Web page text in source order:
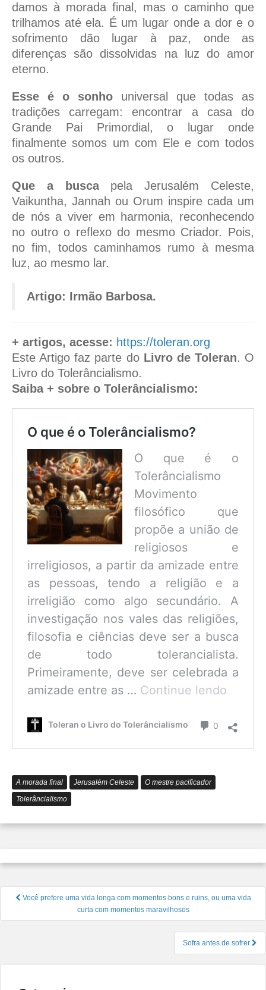
damos à morada final, mas o caminho que
trilhamos até ela. É um lugar onde a dor e o
sofrimento dão lugar à paz, onde as
diferenças são dissolvidas na luz do amor
eterno.
Esse é o sonho universal que todas as
tradições carregam: encontrar a casa do
Grande Pai Primordial, o lugar onde
finalmente somos um com Ele e com todos
os outros.
Que a buscapela Jerusalém Celeste,
Vaikuntha, Jannah ou Orum inspire cada um
de nós a viver em harmonia, reconhecendo
no outro o reflexo do mesmo Criador. Pois,
no fim, todos caminhamos rumo à mesma
luz, ao mesmo lar.
Artigo: Irmão Barbosa.
+ artigos, acesse: https://toleran.org
Este Artigo faz parte do Livro de Toleran. O
Livro do Tolerâncialismo.
Saiba + sobre o Tolerâncialismo:
O que é o Tolerâncialismo?
O que é o
Tolerâncialismo
Movimento
filosófico que
propõe a união de
religiosos e
irreligiosos, a partir da amizade entre
as pessoas, tendo a religião e a
irreligião como algo secundário. A
investigação nos vales das religiões,
filosofia e ciências deve ser a busca
de todo tolerancialista.
Primeiramente, deve ser celebrada a
amizade entre as … Continue lendo
é
Toleran o Livro do Tolerâncialismo 0 Comentário
A morada final Jerusalém Celeste
O mestre pacificador
Tolerâncialismo
Navegação
Post
Você prefere uma vida longa com momentos bons e ruins, ou uma vida
curta com momentos maravilhosos
Sofra antes de sofrer